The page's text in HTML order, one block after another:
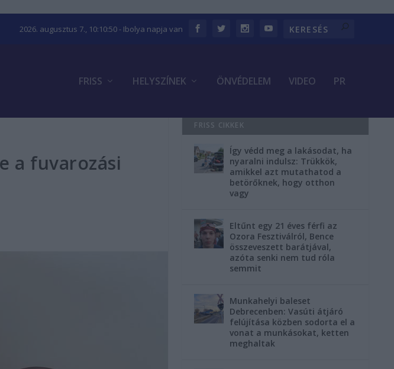
2026. augusztus 7., 10:10:50- Ibolya napja van
FRISS HELYSZÍNEK ÖNVÉDELEM VIDEO PR
a fuvarozási
FRISS CIKKEK
Így védd meg a lakásodat, ha
nyaralni indulsz: Trükkök,
amikkel azt mutathatod a
betörőknek, hogy otthon
vagy
Eltűnt egy 21 éves férfi az
Ozora Fesztiválról, Bence
összeveszett barátjával,
azóta senki nem tud róla
semmit
Munkahelyi baleset
Debrecenben: Vasúti átjáró
felújítása közben sodorta el a
vonat a munkásokat, ketten
meghaltak